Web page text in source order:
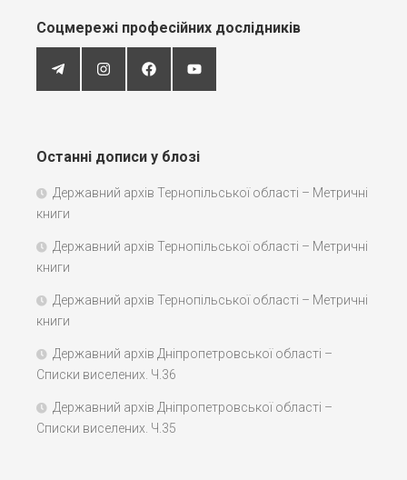
Соцмережі професійних дослідників
Останні дописи у блозі
Державний архів Тернопільської області – Метричні
книги
Державний архів Тернопільської області – Метричні
книги
Державний архів Тернопільської області – Метричні
книги
Державний архів Дніпропетровської області –
Списки виселених. Ч.36
Державний архів Дніпропетровської області –
Списки виселених. Ч.35